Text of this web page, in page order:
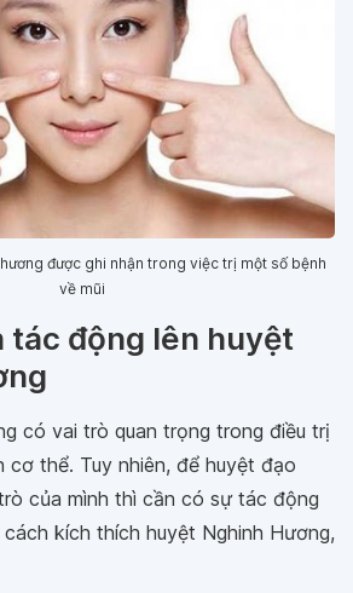
được ghi nhận trong việc trị một số bệnh
về mũi
tác động lên huyệt
có vai trò quan trọng trong điều trị
cơ thể. Tuy nhiên, để huyệt đạo
của mình thì cần có sự tác động
kích thích huyệt Nghinh Hương,